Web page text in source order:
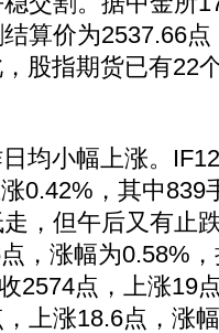
算价为2537.66
股指期货已有22
小幅上涨。
0.42%，其中839
，但午后又有止
，涨幅为0.58%
2574点，上涨19
上涨18.6点，涨